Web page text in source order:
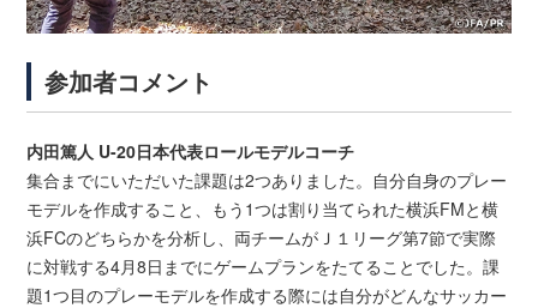
参加者コメント
内田篤人 U-20日本代表ロールモデルコーチ
集合までにいただいた課題は2つありました。自分自身のプレー
モデルを作成すること、もう1つは割り当てられた横浜FMと横
浜FCのどちらかを分析し、両チームがＪ１リーグ第7節で実際
に対戦する4月8日までにゲームプランをたてることでした。課
題1つ目のプレーモデルを作成する際には自分がどんなサッカー